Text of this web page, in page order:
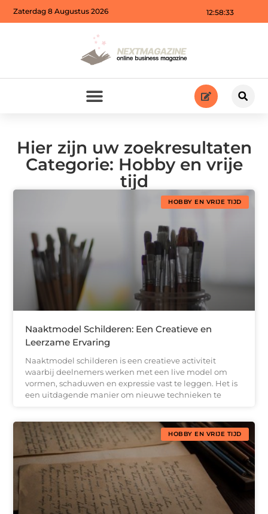
12:58:34
Zaterdag 8 Augustus 2026
Hier zijn uw zoekresultaten
Categorie: Hobby en vrije
tijd
HOBBY EN VRIJE TIJD
Naaktmodel Schilderen: Een Creatieve en
Leerzame Ervaring
Naaktmodel schilderen is een creatieve activiteit
waarbij deelnemers werken met een live model om
vormen, schaduwen en expressie vast te leggen. Het is
een uitdagende manier om nieuwe technieken te
HOBBY EN VRIJE TIJD